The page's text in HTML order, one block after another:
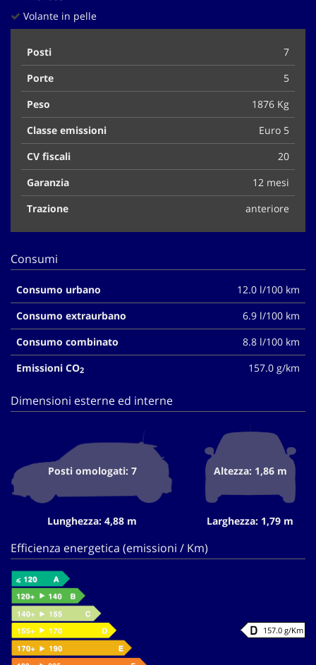
Volante in pelle
Posti
7
Porte
5
Peso
1876 Kg
Classe emissioni
Euro 5
CV fiscali
20
Garanzia
12 mesi
Trazione
anteriore
Consumi
Consumo urbano
12.0 l/100 km
Consumo extraurbano
6.9 l/100 km
Consumo combinato
8.8 l/100 km
Emissioni CO2 157.0 g/km
Dimensioni esterne ed interne
Posti omologati: 7
Lunghezza: 4,88 m
Altezza: 1,86 m
Larghezza: 1,79 m
Efficienza energetica (emissioni / Km)
157.0 g/Km